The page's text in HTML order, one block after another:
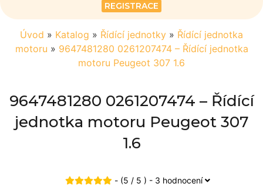
REGISTRACE
Úvod » Katalog » Řídící jednotky » Řídící jednotka
motoru » 9647481280 0261207474 – Řídící jednotka
motoru Peugeot 307 1.6
9647481280 0261207474 – Řídící
jednotka motoru Peugeot 307
1.6
- (5 / 5 ) - 3 hodnocení